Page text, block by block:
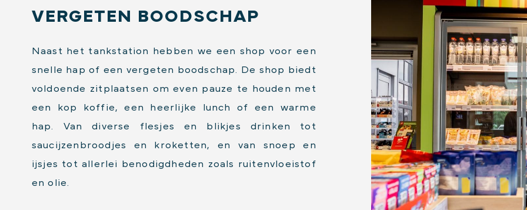
VERGETEN BOODSCHAP
Naast het tankstation hebben we een shop voor een
snelle hap of een vergeten boodschap. De shop biedt
voldoende zitplaatsen om even pauze te houden met
een kop koffie, een heerlijke lunch of een warme
hap. Van diverse flesjes en blikjes drinken tot
saucijzenbroodjes en kroketten, en van snoep en
ijsjes tot allerlei benodigdheden zoals ruitenvloeistof
en olie.